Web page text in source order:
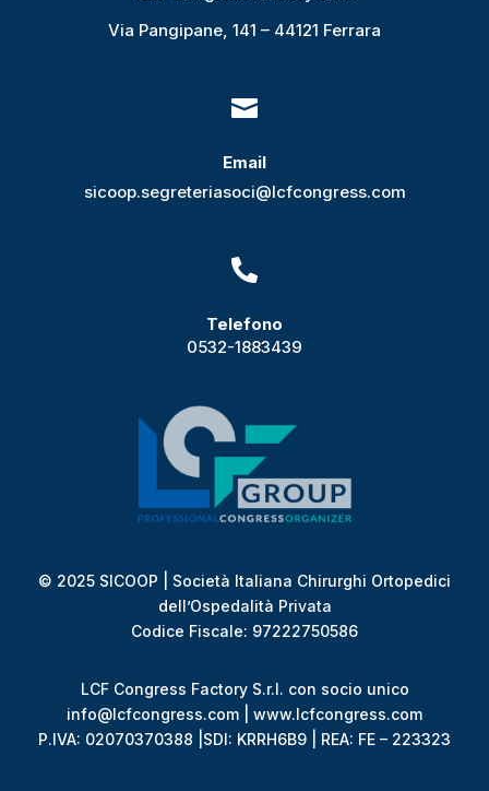
Via Pangipane, 141 – 44121 Ferrara

Email
sicoop.segreteriasoci@lcfcongress.com

Telefono
0532-1883439
© 2025 SICOOP | Società Italiana Chirurghi Ortopedici
dell’Ospedalità Privata
Codice Fiscale: 97222750586
LCF Congress Factory S.r.l. con socio unico
info@lcfcongress.com | www.lcfcongress.com
P.IVA: 02070370388 |SDI: KRRH6B9 | REA: FE – 223323